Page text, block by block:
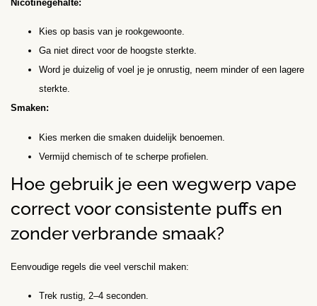
Nicotinegehalte:
Kies op basis van je rookgewoonte.
Ga niet direct voor de hoogste sterkte.
Word je duizelig of voel je je onrustig, neem minder of een lagere
sterkte.
Smaken:
Kies merken die smaken duidelijk benoemen.
Vermijd chemisch of te scherpe profielen.
Hoe gebruik je een wegwerp vape
correct voor consistente puffs en
zonder verbrande smaak?
Eenvoudige regels die veel verschil maken:
Trek rustig, 2–4 seconden.